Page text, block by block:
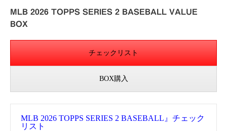
MLB 2026 TOPPS SERIES 2 BASEBALL VALUE
BOX
チェックリスト
BOX購入
MLB 2026 TOPPS SERIES 2 BASEBALL』チェック
リスト